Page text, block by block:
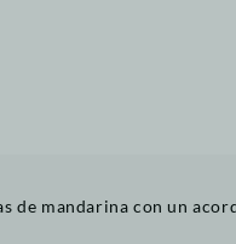
de mandarina con un